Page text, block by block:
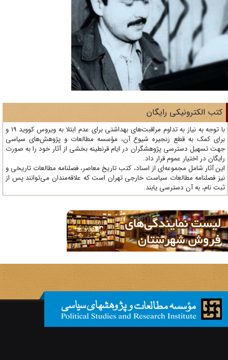
الکترونیکی رایگان
با توجه به نیاز به تداوم مراقبت‌های بهداشتی برای عدم ابتلا به ویروس کووید 19 و
کمک به قطع زنجیره شیوع آن، مؤسسه مطالعات و پژوهش‌های سیاسی
تسهیل دسترسی پژوهشگران در ایام قرنطینه بخشی از آثار خود را به صورت
در اختیار عموم قرار داد.
آثار شامل مجموعه‌ای از اسناد، کتب تاریخ معاصر، فصلنامه‌ مطالعات تاریخی و
فصلنامه مطالعات سیاست خارجی تهران است که علاقه‌مندان می‌توانند پس از
نام، به آن دسترسی یابند.